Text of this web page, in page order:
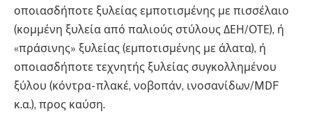
οποιασδήποτε ξυλείας εμποτισμένης με πισσέλαιο
(κομμένη ξυλεία από παλιούς στύλους ΔΕΗ/ΟΤΕ), ή
«πράσινης» ξυλείας (εμποτισμένης με άλατα), ή
οποιασδήποτε τεχνητής ξυλείας συγκολλημένου
ξύλου (κόντρα- πλακέ, νοβοπάν, ινοσανίδων/MDF
κ.α.), προς καύση.